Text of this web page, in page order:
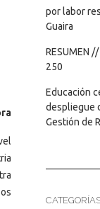
por labor
Guaira
RESUMEN
250
Educación
despliegue
Gestión de